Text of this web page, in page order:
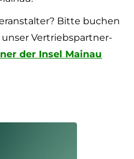
Bitte buchen
Vertriebspartner-
der Insel Mainau